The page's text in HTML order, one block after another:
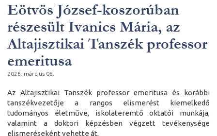
Eötvös József-koszorúban
részesült Ivanics Mária, az
Altajisztikai Tanszék professor
emeritusa
2026. március 08.
Az Altajisztikai Tanszék professor emeritusa és korábbi
tanszékvezetője a rangos elismerést kiemelkedő
tudományos életműve, iskolateremtő oktatói munkája,
valamint a doktori képzésben végzett tevékenysége
elismeréseként vehette át.